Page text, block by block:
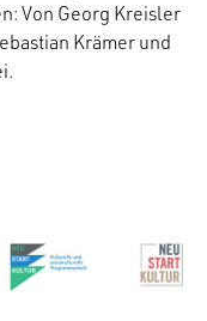
Von Georg Kreisler
Krämer und